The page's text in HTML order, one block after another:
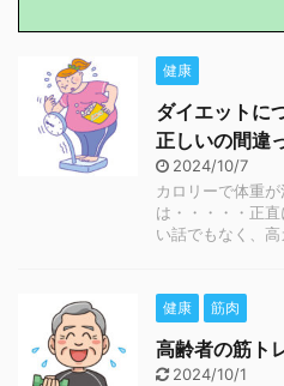
健康
ダイエットに
正しいの間違
2024/10/7
カロリーで体重
は・・・・・正
い話でもなく、
健康 筋肉
高齢者の筋ト
2024/10/1